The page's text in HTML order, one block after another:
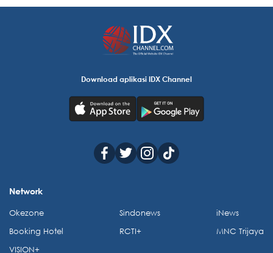
Download aplikasi IDX Channel
Network
Okezone
Booking Hotel
VISION+
Sindonews
RCTI+
iNews
MNC Trijaya